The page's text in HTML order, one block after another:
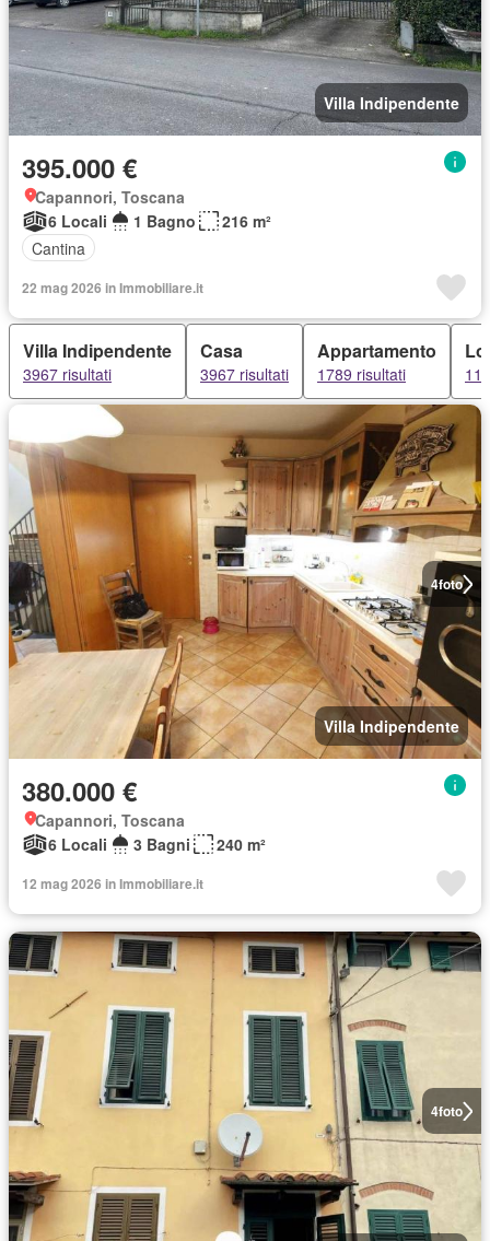
Villa Indipendente
395.000 €
Capannori, Toscana
6 Locali
1 Bagno
216 m²
Cantina
22 mag 2026 in Immobiliare.it
Villa Indipendente
3967 risultati
Casa
3967 risultati
Appartamento
1789 risultati
4foto
Villa Indipendente
380.000 €
Capannori, Toscana
6 Locali
3 Bagni 240 m²
12 mag 2026 in Immobiliare.it
4foto